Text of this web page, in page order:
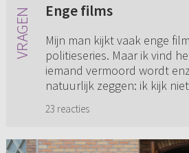
Enge films
Mijn man kijkt vaak enge
politieseries. Maar ik vind
iemand vermoord wordt
natuurlijk zeggen: ik kijk
23 reacties